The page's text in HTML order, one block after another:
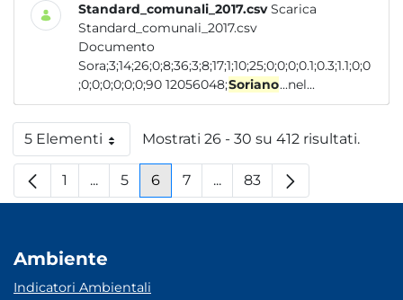
Standard_comunali_2017.csv Scarica
Standard_comunali_2017.csv
Documento
Sora;3;14;26;0;8;36;3;8;17;1;10;25;0;0;0;0.1;0.3;1.1;0;0
;0;0;0;0;0;0;90 12056048;Soriano...nel...
5 ElementiPer paginaMostrati 26 - 30 su 412 risultati.
Pagina
1 ...Pagine intermedie
Pagina
5 Pagina
6 Pagina
7 ...Pagine intermedie
Pagina
83
Ambiente
Indicatori Ambientali